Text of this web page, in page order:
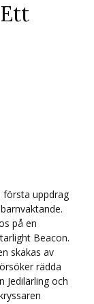
första uppdrag
på en
Beacon.
skakas av
rädda
Jedilärling och